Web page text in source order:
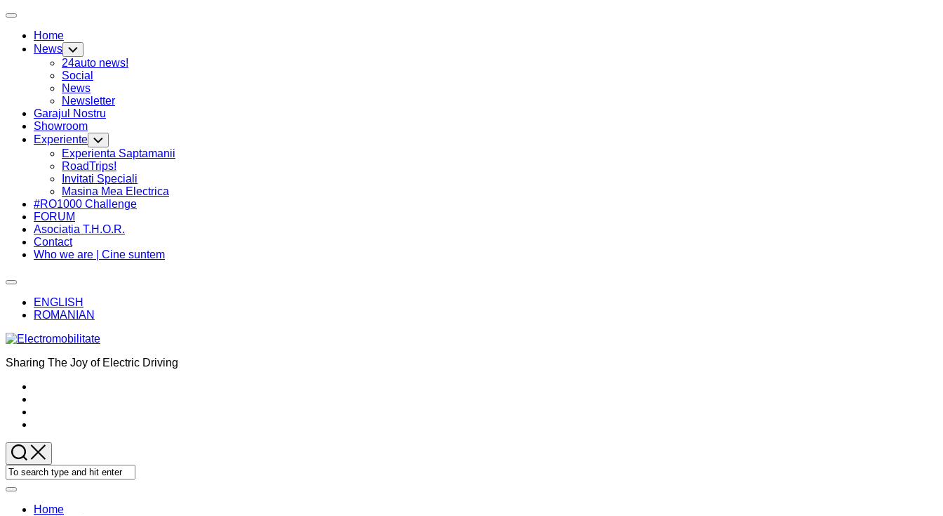
Skip
content
Expand
Home
News Toggle
Child
Menu
24auto news!
Social
News
Newsletter
Current
Page
Parent
Garajul Nostru
Showroom
Experiente Toggle
Child
Menu
Experienta Saptamanii
RoadTrips!
Invitati Speciali
Masina Mea Electrica
#RO1000 Challenge
FORUM
Asociația T.H.O.R.
Contact
Who we are | Cine suntem
Expand
ENGLISH
ROMANIAN
Sharing The Joy of Electric Driving
Expand
Home